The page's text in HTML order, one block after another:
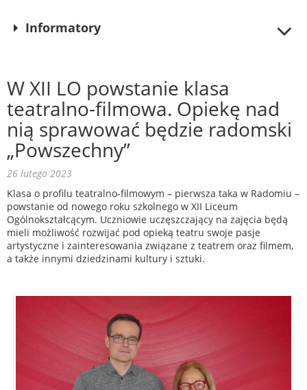
Informatory
W XII LO powstanie klasa
teatralno-filmowa. Opiekę nad
nią sprawować będzie radomski
„Powszechny”
26 lutego 2023
Klasa o profilu teatralno-filmowym – pierwsza taka w Radomiu –
powstanie od nowego roku szkolnego w XII Liceum
Ogólnokształcącym. Uczniowie uczęszczający na zajęcia będą
mieli możliwość rozwijać pod opieką teatru swoje pasje
artystyczne i zainteresowania związane z teatrem oraz filmem,
a także innymi dziedzinami kultury i sztuki.